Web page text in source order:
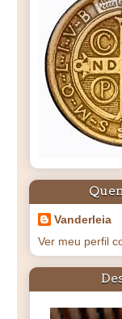
Vanderleia
Ver meu perfil